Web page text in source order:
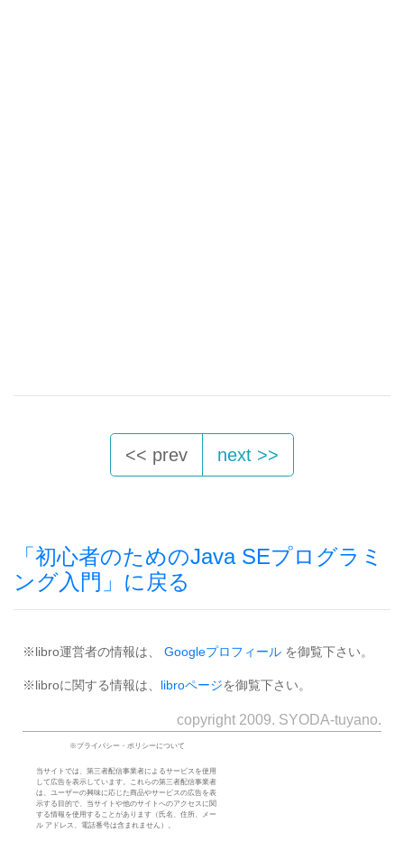
<< prev next >>
「初心者のためのJava SEプログラミ
ング入門」に戻る
※libro運営者の情報は、 Googleプロフィール を御覧下さい。
※libroに関する情報は、 libroページを御覧下さい。
copyright 2009. SYODA-tuyano.
※プライバシー・ポリシーについて
当サイトでは、第三者配信事業者によるサービスを使用
して広告を表示しています。これらの第三者配信事業者
は、ユーザーの興味に応じた商品やサービスの広告を表
示する目的で、当サイトや他のサイトへのアクセスに関
する情報を使用することがあります（氏名、住所、メー
ル アドレス、電話番号は含まれません）。